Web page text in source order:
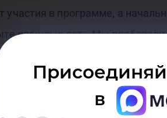
в
в программе, а
прошлых лет: «Мы
интересным и
подход, при котором
учреждений и